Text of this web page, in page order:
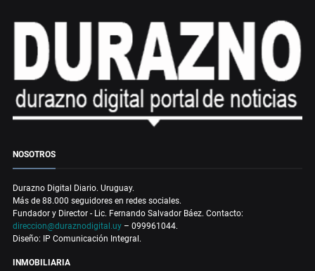
NOSOTROS
Durazno Digital Diario. Uruguay.
Más de 88.000 seguidores en redes sociales.
Fundador y Director - Lic. Fernando Salvador Báez. Contacto:
direccion@duraznodigital.uy – 099961044.
Diseño: IP Comunicación Integral.
INMOBILIARIA